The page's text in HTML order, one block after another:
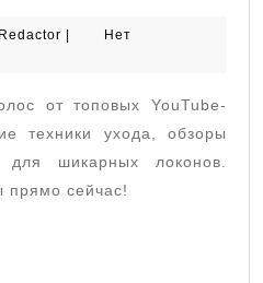
волосами
YouTube⁚
Полное
руководство
Redactor Redactor
|
Нет
от топовых YouTube-
техники ухода, обзоры
шикарных локонов.
прямо сейчас!